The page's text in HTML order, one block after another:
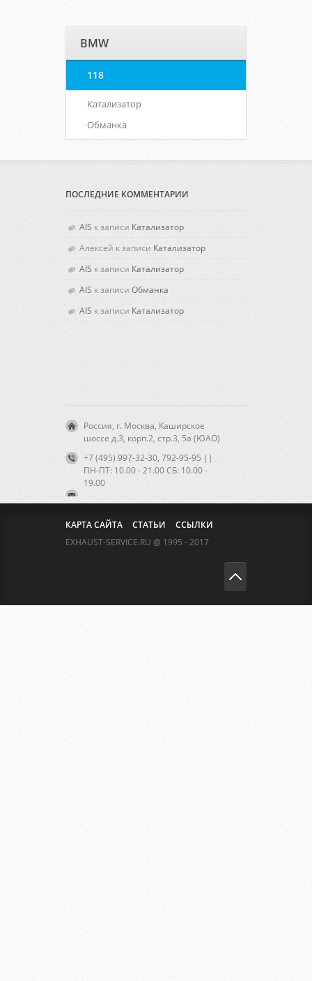
BMW
118
Катализатор
Обманка
ПОСЛЕДНИЕ КОММЕНТАРИИ
AIS к записи Катализатор
Алексей к записи Катализатор
AIS к записи Катализатор
AIS к записи Обманка
AIS к записи Катализатор
Россия, г. Москва, Каширское
шоссе д.3, корп.2, стр.3, 5а (ЮАО)
+7 (495) 997-32-30, 792-95-95 ||
ПН-ПТ: 10.00 - 21.00 CБ: 10.00 -
19.00
КАРТА САЙТА СТАТЬИ
ССЫЛКИ
EXHAUST-SERVICE.RU @ 1995 - 2017